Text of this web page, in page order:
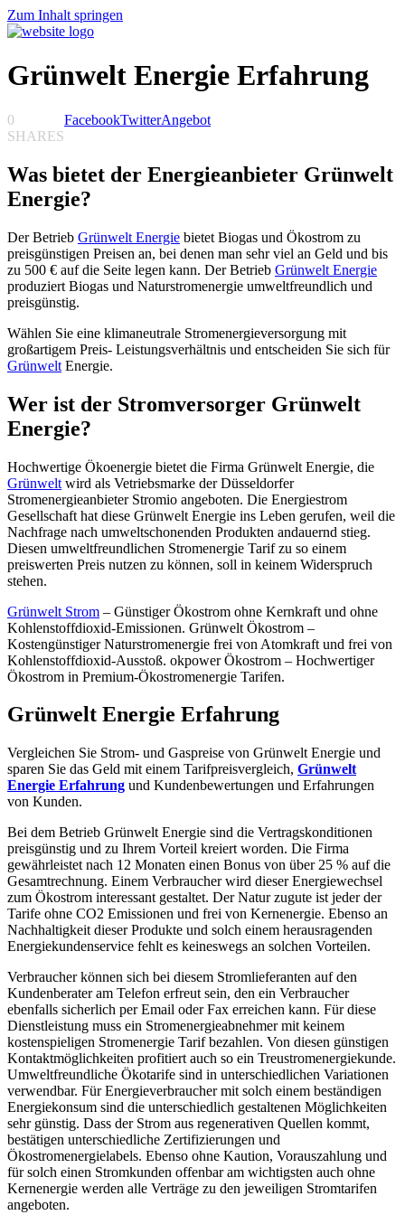
Zum Inhalt springen
Grünwelt Energie Erfahrung
0
SHARES
FacebookTwitterAngebot
Was bietet der Energieanbieter Grünwelt
Energie?
Der Betrieb Grünwelt Energie bietet Biogas und Ökostrom zu
preisgünstigen Preisen an, bei denen man sehr viel an Geld und bis
zu 500 € auf die Seite legen kann. Der Betrieb Grünwelt Energie
produziert Biogas und Naturstromenergie umweltfreundlich und
preisgünstig.
Wählen Sie eine klimaneutrale Stromenergieversorgung mit
großartigem Preis- Leistungsverhältnis und entscheiden Sie sich für
Grünwelt Energie.
Wer ist der Stromversorger Grünwelt
Energie?
Hochwertige Ökoenergie bietet die Firma Grünwelt Energie, die
Grünwelt wird als Vetriebsmarke der Düsseldorfer
Stromenergieanbieter Stromio angeboten. Die Energiestrom
Gesellschaft hat diese Grünwelt Energie ins Leben gerufen, weil die
Nachfrage nach umweltschonenden Produkten andauernd stieg.
Diesen umweltfreundlichen Stromenergie Tarif zu so einem
preiswerten Preis nutzen zu können, soll in keinem Widerspruch
stehen.
Grünwelt Strom – Günstiger Ökostrom ohne Kernkraft und ohne
Kohlenstoffdioxid-Emissionen. Grünwelt Ökostrom –
Kostengünstiger Naturstromenergie frei von Atomkraft und frei von
Kohlenstoffdioxid-Ausstoß. okpower Ökostrom – Hochwertiger
Ökostrom in Premium-Ökostromenergie Tarifen.
Grünwelt Energie Erfahrung
Vergleichen Sie Strom- und Gaspreise von Grünwelt Energie und
sparen Sie das Geld mit einem Tarifpreisvergleich, Grünwelt
Energie Erfahrung und Kundenbewertungen und Erfahrungen
von Kunden.
Bei dem Betrieb Grünwelt Energie sind die Vertragskonditionen
preisgünstig und zu Ihrem Vorteil kreiert worden. Die Firma
gewährleistet nach 12 Monaten einen Bonus von über 25 % auf die
Gesamtrechnung. Einem Verbraucher wird dieser Energiewechsel
zum Ökostrom interessant gestaltet. Der Natur zugute ist jeder der
Tarife ohne CO2 Emissionen und frei von Kernenergie. Ebenso an
Nachhaltigkeit dieser Produkte und solch einem herausragenden
Energiekundenservice fehlt es keineswegs an solchen Vorteilen.
Verbraucher können sich bei diesem Stromlieferanten auf den
Kundenberater am Telefon erfreut sein, den ein Verbraucher
ebenfalls sicherlich per Email oder Fax erreichen kann. Für diese
Dienstleistung muss ein Stromenergieabnehmer mit keinem
kostenspieligen Stromenergie Tarif bezahlen. Von diesen günstigen
Kontaktmöglichkeiten profitiert auch so ein Treustromenergiekunde.
Umweltfreundliche Ökotarife sind in unterschiedlichen Variationen
verwendbar. Für Energieverbraucher mit solch einem beständigen
Energiekonsum sind die unterschiedlich gestaltenen Möglichkeiten
sehr günstig. Dass der Strom aus regenerativen Quellen kommt,
bestätigen unterschiedliche Zertifizierungen und
Ökostromenergielabels. Ebenso ohne Kaution, Vorauszahlung und
für solch einen Stromkunden offenbar am wichtigsten auch ohne
Kernenergie werden alle Verträge zu den jeweiligen Stromtarifen
angeboten.